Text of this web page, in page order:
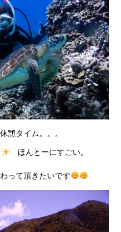
憩タイム。。。
ほんとーにすごい。
って頂きたいです